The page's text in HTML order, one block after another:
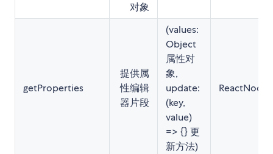
对象
getProperties
提供属
性编辑
器片段
(values:
Object
属性对
象,
update:
(key,
value)
=> {} 更
新方法)
ReactNode